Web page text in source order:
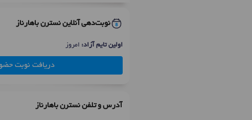
نوبت‌دهی آنلاین نسترن باهارناز
اولین تایم آزاد: امروز
دریافت نوبت
آدرس و تلفن نسترن باهارناز